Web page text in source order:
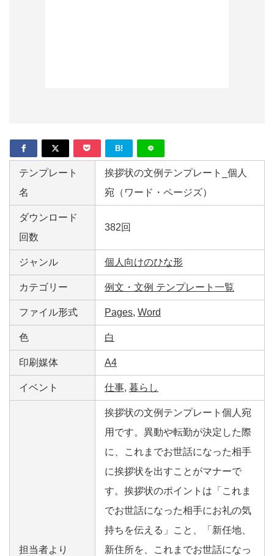
B!
テンプレート
名
挨拶状の文例テンプレート_個人
宛（ワード・ページズ）
ダウンロード
回数
382回
ジャンル 個人向けのひな形
カテゴリー 例文・文例 テンプレート一覧
ファイル形式 Pages, Word
色 白
印刷媒体 A4
イベント 仕事, 暮らし
担当者より
挨拶状の文例テンプレート個人宛
用です。異動や転勤が決定した際
に、これまでお世話になった相手
に挨拶状を出すことがマナーで
す。挨拶状のポイントは「これま
でお世話になった相手にお礼の気
持ちを伝える」こと、「新任地、
新住所を、これまでお世話になっ